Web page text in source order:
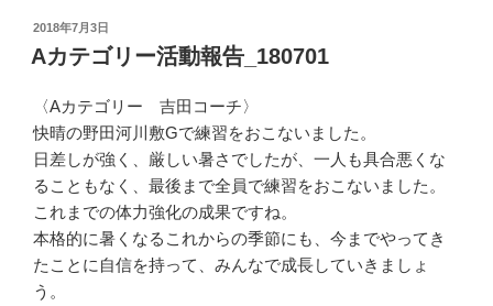
投
稿
日:
2018年7月3日
Aカテゴリー活動報告_180701
〈Aカテゴリー 吉田コーチ〉
快晴の野田河川敷Gで練習をおこないました。
日差しが強く、厳しい暑さでしたが、一人も具合悪くな
ることもなく、最後まで全員で練習をおこないました。
これまでの体力強化の成果ですね。
本格的に暑くなるこれからの季節にも、今までやってき
たことに自信を持って、みんなで成長していきましょ
う。